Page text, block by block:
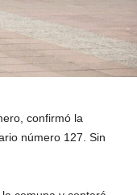
confirmó la
número 127. Sin